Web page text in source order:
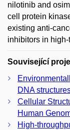
nilotinib and
cell protein
existing anti-
inhibitors in
Související
DNA
Cellular
Human
High-